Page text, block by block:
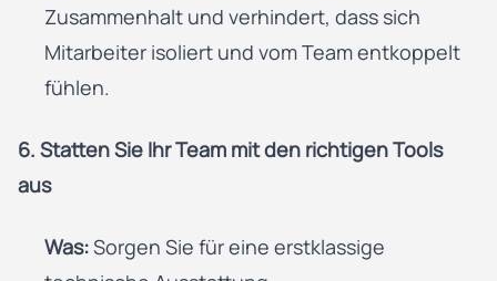
Zusammenhalt und verhindert, dass sich
Mitarbeiter isoliert und vom Team entkoppelt
fühlen.
6. Statten Sie Ihr Team mit den richtigen Tools
aus
Was:Sorgen Sie für eine erstklassige